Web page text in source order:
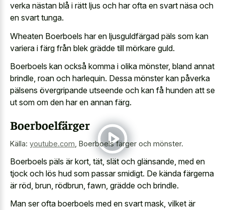
verka nästan blå i rätt ljus och har ofta en svart näsa och
en svart tunga.
Wheaten Boerboels har en ljusguldfärgad päls som kan
variera i färg från blek grädde till mörkare guld.
Boerboels kan också komma i olika mönster, bland annat
brindle, roan och harlequin. Dessa mönster kan påverka
pälsens övergripande utseende och kan få hunden att se
ut som om den har en annan färg.
Boerboelfärger
Källa: youtube.com Boerboels färger och mönster.
Boerboels päls är kort, tät, slät och glänsande, med en
tjock och lös hud som passar smidigt. De kända färgerna
är röd, brun, rödbrun, fawn, grädde och brindle.
Man ser ofta boerboels med en svart mask, vilket är